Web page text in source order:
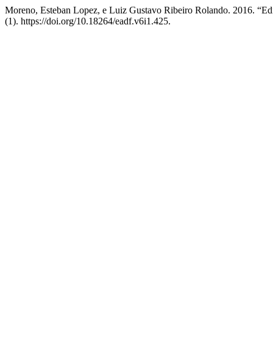
Moreno, Esteban Lopez, e Luiz Gustavo Ribeiro Rolando. 2016.
(1). https://doi.org/10.18264/eadf.v6i1.425.